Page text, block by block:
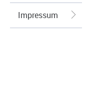
Impressum